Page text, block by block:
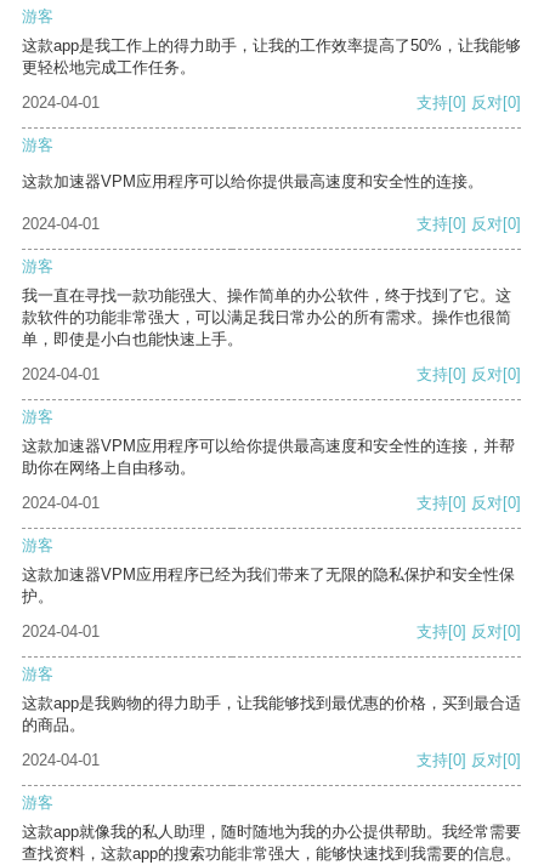
游客
这款app是我工作上的得力助手，让我的工作效率提高了50%，让我能够
更轻松地完成工作任务。
2024-04-01
支持[0] 反对[0]
游客
这款加速器VPM应用程序可以给你提供最高速度和安全性的连接。
2024-04-01 支持[0] 反对[0]
游客
我一直在寻找一款功能强大、操作简单的办公软件，终于找到了它。这
款软件的功能非常强大，可以满足我日常办公的所有需求。操作也很简
单，即使是小白也能快速上手。
2024-04-01
支持[0] 反对[0]
游客
这款加速器VPM应用程序可以给你提供最高速度和安全性的连接，并帮
助你在网络上自由移动。
2024-04-01
支持[0] 反对[0]
游客
这款加速器VPM应用程序已经为我们带来了无限的隐私保护和安全性保
护。
2024-04-01
支持[0] 反对[0]
游客
这款app是我购物的得力助手，让我能够找到最优惠的价格，买到最合适
的商品。
2024-04-01
支持[0] 反对[0]
游客
这款app就像我的私人助理，随时随地为我的办公提供帮助。我经常需要
查找资料，这款app的搜索功能非常强大，能够快速找到我需要的信息。